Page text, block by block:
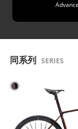
同系列 SERIES